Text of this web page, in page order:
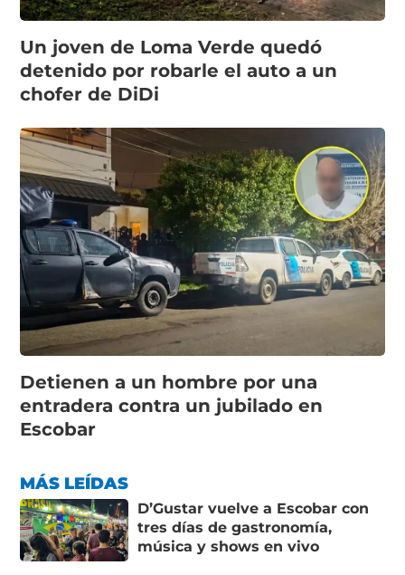
Un joven de Loma Verde quedó
detenido por robarle el auto a un
chofer de DiDi
Detienen a un hombre por una
entradera contra un jubilado en
Escobar
MÁS LEÍDAS
D’Gustar vuelve a Escobar con
tres días de gastronomía,
música y shows en vivo